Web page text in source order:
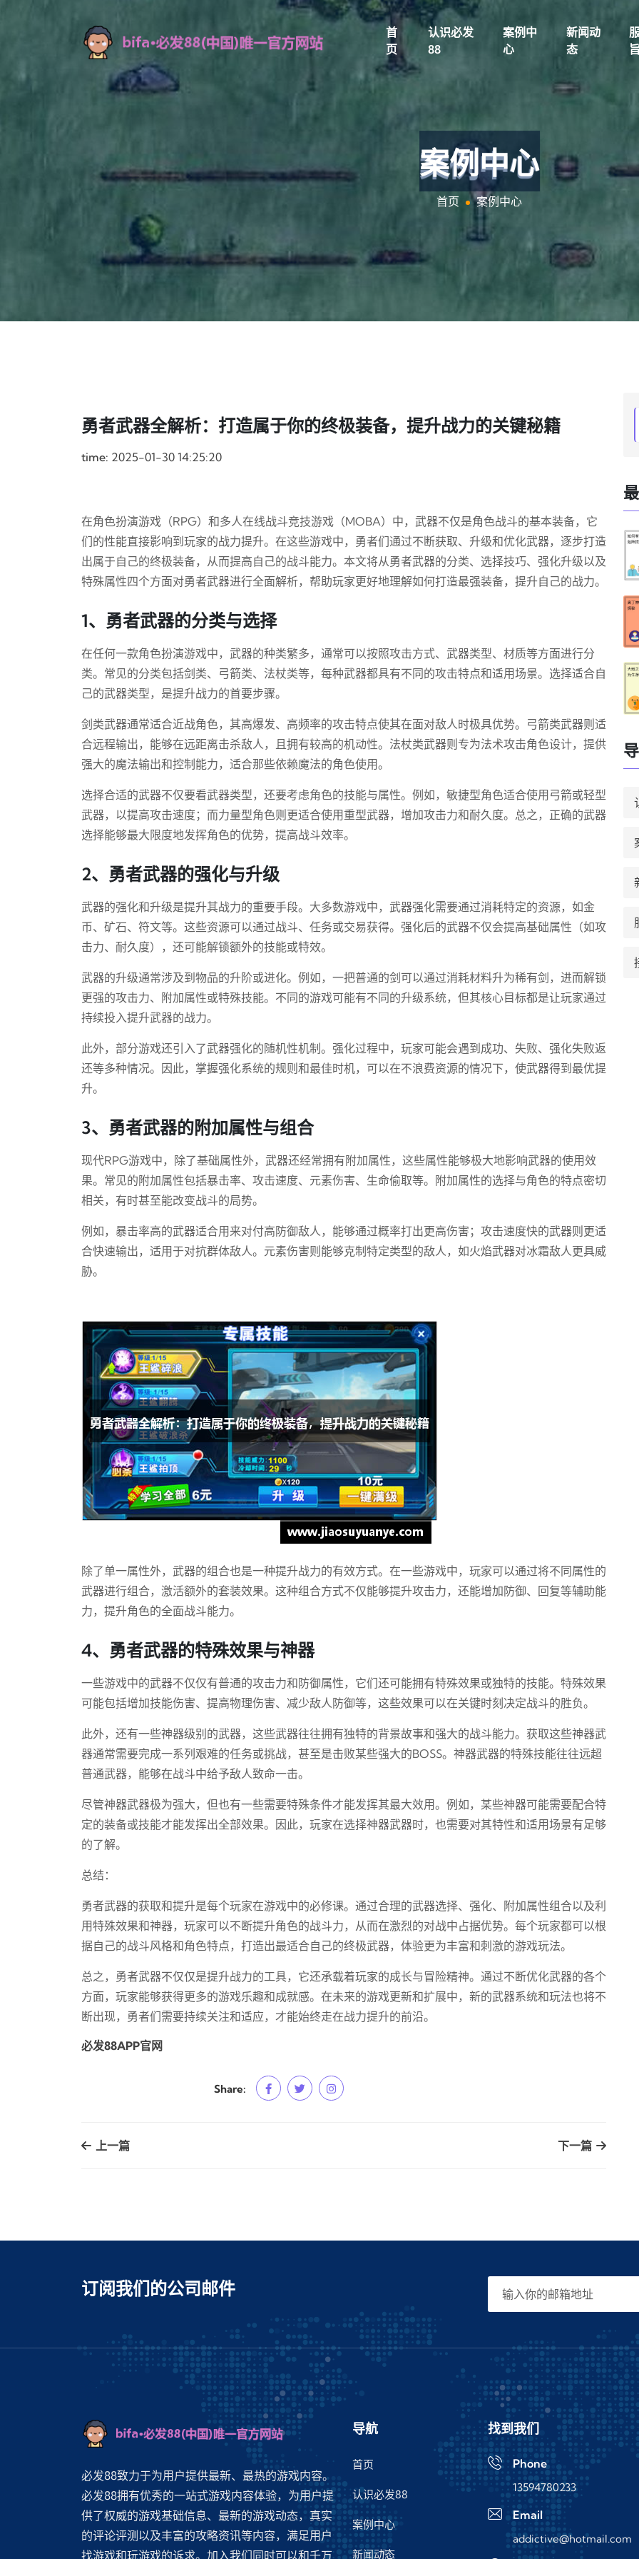
首
页
认识必发
88
案例中
心
新闻动
态
旨
案例中心
首页 案例中心
勇者武器全解析：打造属于你的终极装备，提升战力的关键秘籍
time: 2025-01-30 14:25:20
在角色扮演游戏（RPG）和多人在线战斗竞技游戏（MOBA）中，武器不仅是角色战斗的基本装备，它
们的性能直接影响到玩家的战力提升。在这些游戏中，勇者们通过不断获取、升级和优化武器，逐步打造
出属于自己的终极装备，从而提高自己的战斗能力。本文将从勇者武器的分类、选择技巧、强化升级以及
特殊属性四个方面对勇者武器进行全面解析，帮助玩家更好地理解如何打造最强装备，提升自己的战力。
1、勇者武器的分类与选择
在任何一款角色扮演游戏中，武器的种类繁多，通常可以按照攻击方式、武器类型、材质等方面进行分
类。常见的分类包括剑类、弓箭类、法杖类等，每种武器都具有不同的攻击特点和适用场景。选择适合自
己的武器类型，是提升战力的首要步骤。
剑类武器通常适合近战角色，其高爆发、高频率的攻击特点使其在面对敌人时极具优势。弓箭类武器则适
合远程输出，能够在远距离击杀敌人，且拥有较高的机动性。法杖类武器则专为法术攻击角色设计，提供
强大的魔法输出和控制能力，适合那些依赖魔法的角色使用。
选择合适的武器不仅要看武器类型，还要考虑角色的技能与属性。例如，敏捷型角色适合使用弓箭或轻型
武器，以提高攻击速度；而力量型角色则更适合使用重型武器，增加攻击力和耐久度。总之，正确的武器
选择能够最大限度地发挥角色的优势，提高战斗效率。
2、勇者武器的强化与升级
武器的强化和升级是提升其战力的重要手段。大多数游戏中，武器强化需要通过消耗特定的资源，如金
币、矿石、符文等。这些资源可以通过战斗、任务或交易获得。强化后的武器不仅会提高基础属性（如攻
击力、耐久度），还可能解锁额外的技能或特效。
武器的升级通常涉及到物品的升阶或进化。例如，一把普通的剑可以通过消耗材料升为稀有剑，进而解锁
更强的攻击力、附加属性或特殊技能。不同的游戏可能有不同的升级系统，但其核心目标都是让玩家通过
持续投入提升武器的战力。
此外，部分游戏还引入了武器强化的随机性机制。强化过程中，玩家可能会遇到成功、失败、强化失败返
还等多种情况。因此，掌握强化系统的规则和最佳时机，可以在不浪费资源的情况下，使武器得到最优提
升。
3、勇者武器的附加属性与组合
现代RPG游戏中，除了基础属性外，武器还经常拥有附加属性，这些属性能够极大地影响武器的使用效
果。常见的附加属性包括暴击率、攻击速度、元素伤害、生命偷取等。附加属性的选择与角色的特点密切
相关，有时甚至能改变战斗的局势。
例如，暴击率高的武器适合用来对付高防御敌人，能够通过概率打出更高伤害；攻击速度快的武器则更适
合快速输出，适用于对抗群体敌人。元素伤害则能够克制特定类型的敌人，如火焰武器对冰霜敌人更具威
胁。
除了单一属性外，武器的组合也是一种提升战力的有效方式。在一些游戏中，玩家可以通过将不同属性的
武器进行组合，激活额外的套装效果。这种组合方式不仅能够提升攻击力，还能增加防御、回复等辅助能
力，提升角色的全面战斗能力。
4、勇者武器的特殊效果与神器
一些游戏中的武器不仅仅有普通的攻击力和防御属性，它们还可能拥有特殊效果或独特的技能。特殊效果
可能包括增加技能伤害、提高物理伤害、减少敌人防御等，这些效果可以在关键时刻决定战斗的胜负。
此外，还有一些神器级别的武器，这些武器往往拥有独特的背景故事和强大的战斗能力。获取这些神器武
器通常需要完成一系列艰难的任务或挑战，甚至是击败某些强大的BOSS。神器武器的特殊技能往往远超
普通武器，能够在战斗中给予敌人致命一击。
尽管神器武器极为强大，但也有一些需要特殊条件才能发挥其最大效用。例如，某些神器可能需要配合特
定的装备或技能才能发挥出全部效果。因此，玩家在选择神器武器时，也需要对其特性和适用场景有足够
的了解。
总结：
勇者武器的获取和提升是每个玩家在游戏中的必修课。通过合理的武器选择、强化、附加属性组合以及利
用特殊效果和神器，玩家可以不断提升角色的战斗力，从而在激烈的对战中占据优势。每个玩家都可以根
据自己的战斗风格和角色特点，打造出最适合自己的终极武器，体验更为丰富和刺激的游戏玩法。
总之，勇者武器不仅仅是提升战力的工具，它还承载着玩家的成长与冒险精神。通过不断优化武器的各个
方面，玩家能够获得更多的游戏乐趣和成就感。在未来的游戏更新和扩展中，新的武器系统和玩法也将不
断出现，勇者们需要持续关注和适应，才能始终走在战力提升的前沿。
必发88APP官网
Share:
上一篇 下一篇
订阅我们的公司邮件
必发88致力于为用户提供最新、最热的游戏内容。
必发88拥有优秀的一站式游戏内容体验，为用户提
供了权威的游戏基础信息、最新的游戏动态，真实
的评论评测以及丰富的攻略资讯等内容，满足用户
找游戏和玩游戏的诉求。加入我们同时可以和千万
导航
首页
认识必发88
案例中心
新闻动态
找到我们
Phone
13594780233
Email
addictive@hotmail.com